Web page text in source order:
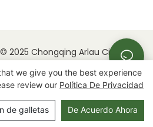
2025 Chongqing Arlau Civic
Co., Ltd. |
Mapa del sitio
we give you the best experience
review our Política De Privacidad
de galletas De Acuerdo Ahora